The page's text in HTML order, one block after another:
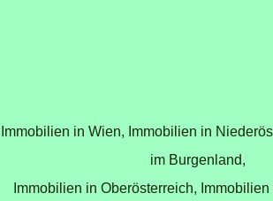
Immobilien in Wien, Immobilien in
im Burgenland,
Immobilien in Oberösterreich, Immobilien